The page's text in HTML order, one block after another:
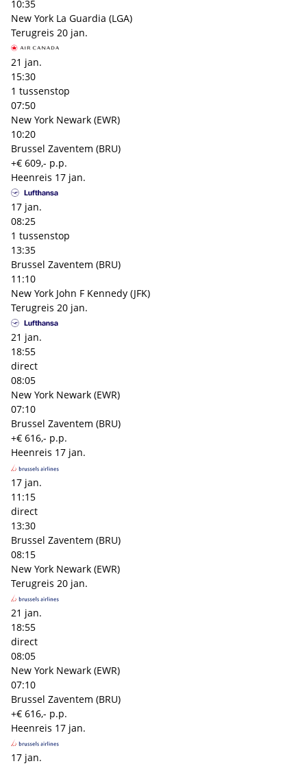
10:35
New York La Guardia (LGA)
Terugreis 20 jan.
21 jan.
15:30
1 tussenstop
07:50
New York Newark (EWR)
10:20
Brussel Zaventem (BRU)
+€ 609,- p.p.
Heenreis 17 jan.
17 jan.
08:25
1 tussenstop
13:35
Brussel Zaventem (BRU)
11:10
New York John F Kennedy (JFK)
Terugreis 20 jan.
21 jan.
18:55
direct
08:05
New York Newark (EWR)
07:10
Brussel Zaventem (BRU)
+€ 616,- p.p.
Heenreis 17 jan.
17 jan.
11:15
direct
13:30
Brussel Zaventem (BRU)
08:15
New York Newark (EWR)
Terugreis 20 jan.
21 jan.
18:55
direct
08:05
New York Newark (EWR)
07:10
Brussel Zaventem (BRU)
+€ 616,- p.p.
Heenreis 17 jan.
17 jan.